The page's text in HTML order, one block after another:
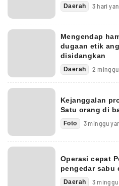
Daerah 3 hari
Mengendap
dugaan etik
disidangkan
Daerah 2
Kejanggalan
Satu orang di
Foto 3 minggu
Operasi cepat
pengedar sabu
Daerah 3